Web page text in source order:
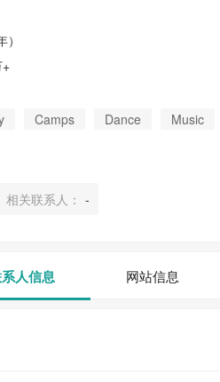
Camps Dance Music
相关联系人： -
人信息 网站信息